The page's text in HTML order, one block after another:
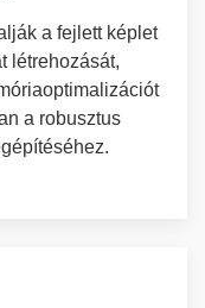
a fejlett képlet
létrehozását,
a robusztus